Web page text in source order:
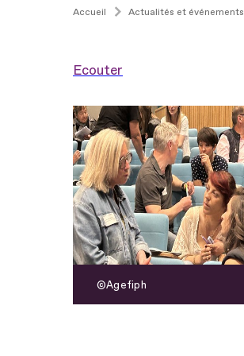
Accueil Actualités et événements
Ecouter
Agefiph